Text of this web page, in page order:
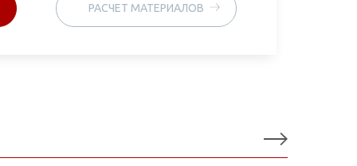
РАСЧЕТ МАТЕРИАЛОВ